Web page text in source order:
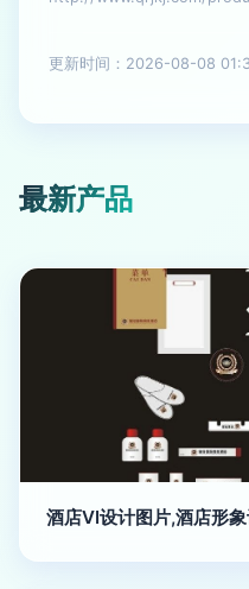
更新时间：2026-08-08
最新产品
酒店VI设计图片,酒店形